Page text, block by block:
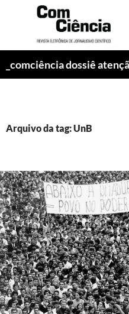
_comciência dossiê
Arquivo da tag: UnB